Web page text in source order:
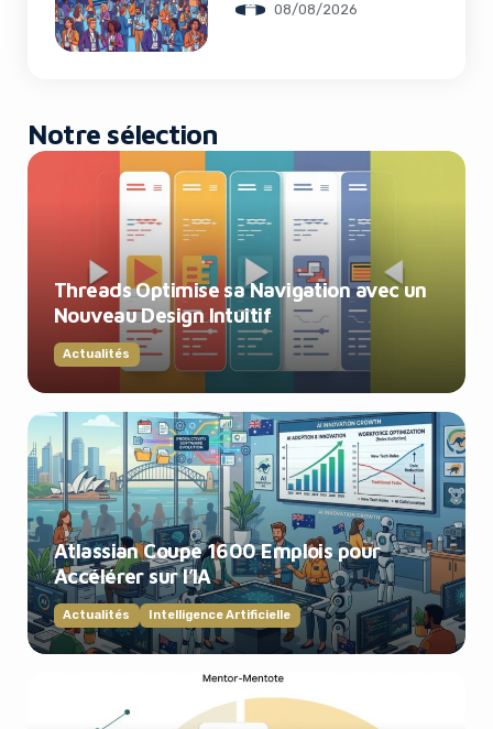
202608/08/2026
Notre sélection
Threads Optimise sa Navigation avec un
Nouveau Design Intuitif
Actualités
Atlassian Coupe 1600 Emplois pour
Accélérer sur l’IA
Actualités Intelligence Artificielle